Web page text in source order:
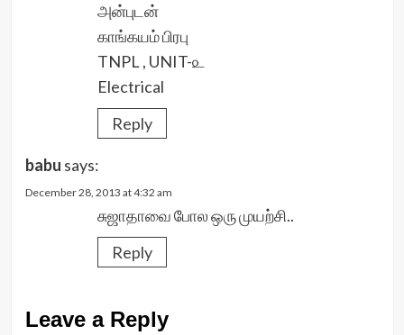
அன்புடன்
காங்கயம் பிரபு
TNPL , UNIT-௨
Electrical
Reply
babu says:
December 28, 2013 at 4:32 am
சுஜாதாவை போல ஒரு முயற்சி..
Reply
Leave a Reply